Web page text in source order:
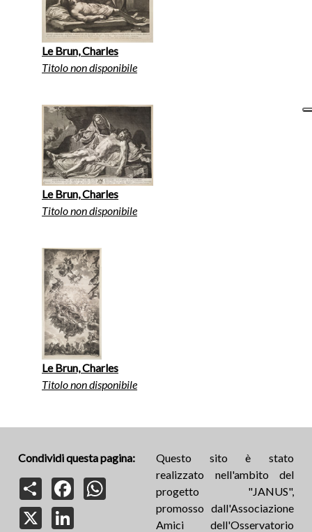
Le Brun, Charles
Titolo non disponibile
Le Brun, Charles
Titolo non disponibile
Le Brun, Charles
Titolo non disponibile
Condividi questa pagina:
Share
FacebookWhatsApp
Questo sito è stato
realizzato nell'ambito del
progetto "JANUS",
promosso dall'Associazione
Amici dell'Osservatorio